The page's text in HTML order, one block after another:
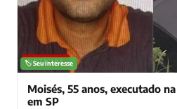
NOTÍCIAS
🏷️ Seu interesse
Moisés, 55 anos, executado
em SP